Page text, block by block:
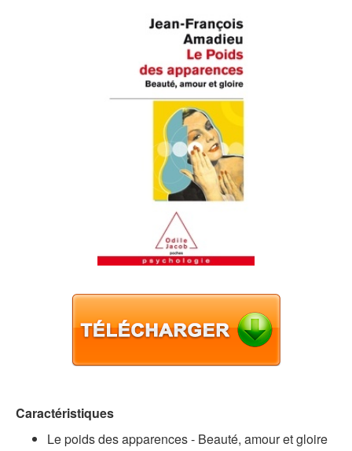
Caractéristiques
Le poids des apparences - Beauté, amour et gloire